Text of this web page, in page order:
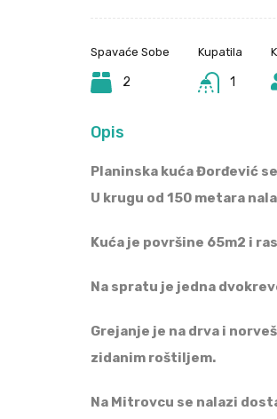
Spavaće Sobe
2
Kupatila
1
Opis
Planinska kuća Đorđević
U krugu od 150 metara
Kuća je površine 65m2 i
Na spratu je jedna
Grejanje je na drva i
zidanim roštiljem.
Na Mitrovcu se nalazi